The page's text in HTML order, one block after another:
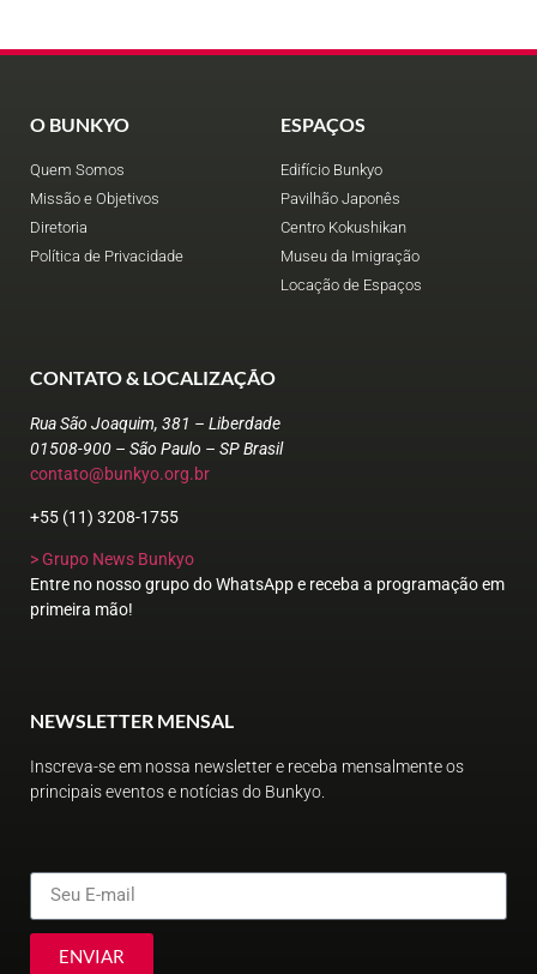
O BUNKYO
Quem Somos
Missão e Objetivos
Diretoria
Política de Privacidade
ESPAÇOS
Edifício Bunkyo
Pavilhão Japonês
Centro Kokushikan
Museu da Imigração
Locação de Espaços
CONTATO & LOCALIZAÇÃO
Rua São Joaquim, 381 – Liberdade
01508-900 – São Paulo – SP Brasil
contato@bunkyo.org.br
+55 (11) 3208-1755
> Grupo News Bunkyo
Entre no nosso grupo do WhatsApp e receba a programação em
primeira mão!
NEWSLETTER MENSAL
Inscreva-se em nossa newsletter e receba mensalmente os
principais eventos e notícias do Bunkyo.
ENVIAR